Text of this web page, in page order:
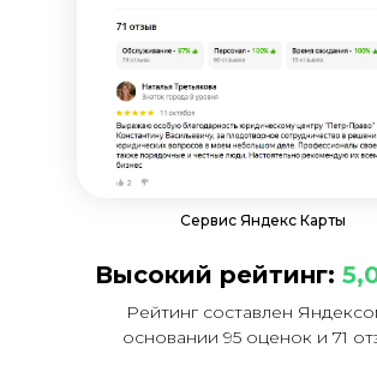
Высокий рейтинг:
Рейтинг составлен
основании 95 оценок и 71
Сервис Яндекс Карты